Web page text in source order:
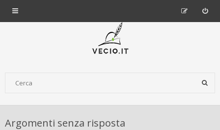
Argomenti senza risposta